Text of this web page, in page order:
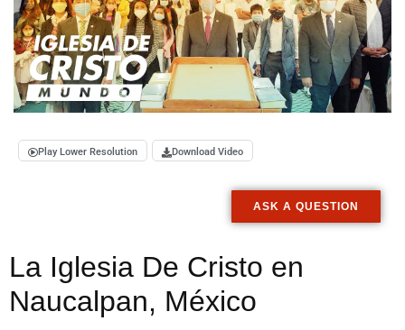
Play Lower Resolution Download Video
ASK A QUESTION
La Iglesia De Cristo en
Naucalpan, México